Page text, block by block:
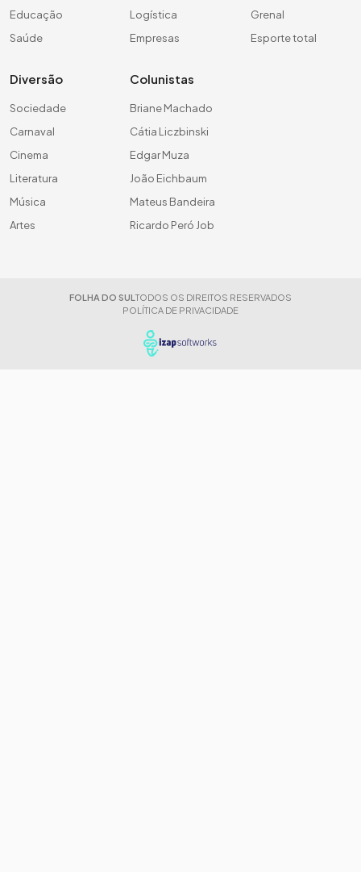
Educação
Saúde
Logística
Empresas
Grenal
Esporte total
Diversão
Sociedade
Carnaval
Cinema
Literatura
Música
Artes
Colunistas
Briane Machado
Cátia Liczbinski
Edgar Muza
João Eichbaum
Mateus Bandeira
Ricardo Peró Job
FOLHA DO SUL TODOS OS DIREITOS RESERVADOS
POLÍTICA DE PRIVACIDADE